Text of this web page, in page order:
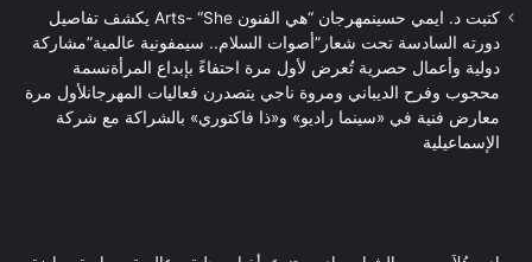
كتبت د. ايمي حسينمهرجان “هي الفنون Arts- “She يكشف تفاصيل
دورته السادسة تحت شعار”أصوات السلام.. سيمفونية عالمية”مشاركة
دولية وأعمال حصرية تُعرض لأول مرة احتفاءً بإبداع المرأةنسمة
محجوب وفرح الديباني ومروة ناجي يتصدرن فعاليات المهرجانلأول مرة
معارض فنية في «سينما راديو» و«ذا فاكتوري» بالشراكة مع شركة
الإسماعيلية